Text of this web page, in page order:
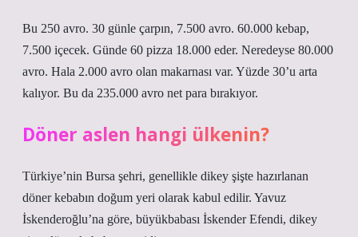
Bu 250 avro. 30 günle çarpın, 7.500 avro. 60.000 kebap,
7.500 içecek. Günde 60 pizza 18.000 eder. Neredeyse 80.000
avro. Hala 2.000 avro olan makarnası var. Yüzde 30’u arta
kalıyor. Bu da 235.000 avro net para bırakıyor.
Döner aslen hangi ülkenin?
Türkiye’nin Bursa şehri, genellikle dikey şişte hazırlanan
döner kebabın doğum yeri olarak kabul edilir. Yavuz
İskenderoğlu’na göre, büyükbabası İskender Efendi, dikey